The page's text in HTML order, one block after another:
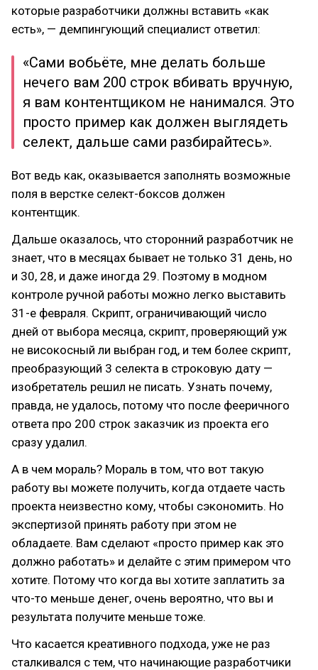
которые разработчики должны вставить «как
есть», — демпингующий специалист ответил:
«Сами вобьёте, мне делать больше
нечего вам 200 строк вбивать вручную,
я вам контентщиком не нанимался. Это
просто пример как должен выглядеть
селект, дальше сами разбирайтесь».
Вот ведь как, оказывается заполнять возможные
поля в верстке селект-боксов должен
контентщик.
Дальше оказалось, что сторонний разработчик не
знает, что в месяцах бывает не только 31 день, но
и 30, 28, и даже иногда 29. Поэтому в модном
контроле ручной работы можно легко выставить
31-е февраля. Скрипт, ограничивающий число
дней от выбора месяца, скрипт, проверяющий уж
не високосный ли выбран год, и тем более скрипт,
преобразующий 3 селекта в строковую дату —
изобретатель решил не писать. Узнать почему,
правда, не удалось, потому что после фееричного
ответа про 200 строк заказчик из проекта его
сразу удалил.
А в чем мораль? Мораль в том, что вот такую
работу вы можете получить, когда отдаете часть
проекта неизвестно кому, чтобы сэкономить. Но
экспертизой принять работу при этом не
обладаете. Вам сделают «просто пример как это
должно работать» и делайте с этим примером что
хотите. Потому что когда вы хотите заплатить за
что-то меньше денег, очень вероятно, что вы и
результата получите меньше тоже.
Что касается креативного подхода, уже не раз
сталкивался с тем, что начинающие разработчики